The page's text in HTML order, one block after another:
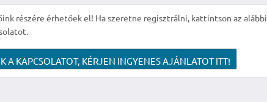
részére érhetőek el! Ha szeretne regisztrálni, kattintson az alábbi
A KAPCSOLATOT, KÉRJEN INGYENES AJÁNLATOT ITT!